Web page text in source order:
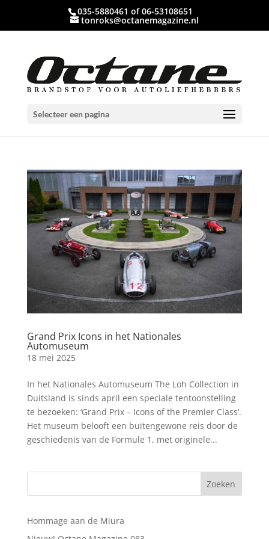
035-5880461 of 06-53108651
tonroks@octanemagazine.nl
Selecteer een pagina
Grand Prix Icons in het Nationales
Automuseum
18 mei 2025
In het Nationales Automuseum The Loh Collection in
Duitsland is sinds april een speciale tentoonstelling
te bezoeken: ‘Grand Prix – Icons of the Premier Class’.
Het museum belooft een buitengewone reis door de
geschiedenis van de Formule 1, met originele...
Hommage aan de Miura